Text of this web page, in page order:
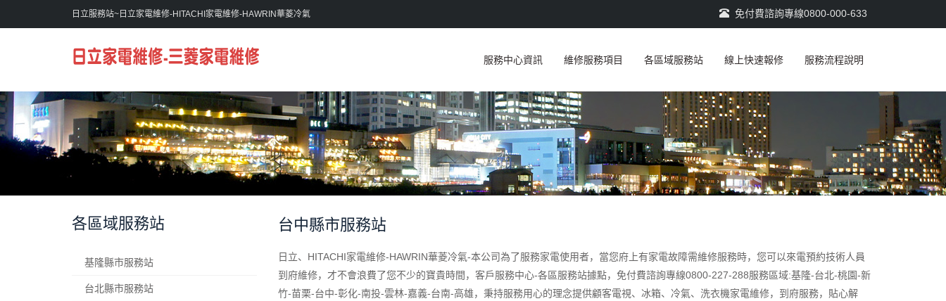
日立服務站~日立家電維修-HITACHI家電維修-HAWRIN華菱冷氣 免付費諮詢專線0800-000-633
服務中心資訊 維修服務項目 各區域服務站 線上快速報修 服務流程說明
台中縣市服務站
日立、HITACHI家電維修-HAWRIN華菱冷氣-本公司為了服務家電使用者，當您府上有家電故障需維修服務時，您可以來電預約技術人員
到府維修，才不會浪費了您不少的寶貴時間，客戶服務中心-各區服務站據點，免付費諮詢專線0800-227-288服務區域:基隆-台北-桃園-新
竹-苗栗-台中-彰化-南投-雲林-嘉義-台南-高雄，秉持服務用心的理念提供顧客電視、冰箱、冷氣、洗衣機家電維修，到府服務，貼心解
各區域服務站
基隆縣市服務站
台北縣市服務站